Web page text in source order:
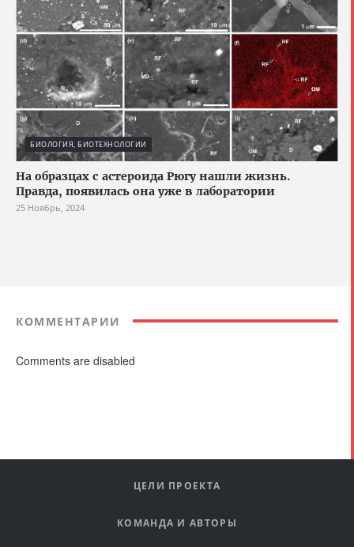
БИОЛОГИЯ, БИОТЕХНОЛОГИИ
На образцах с астероида Рюгу нашли жизнь.
Правда, появилась она уже в лаборатории
25 Ноябрь, 2024
КОММЕНТАРИИ
Comments are disabled
ЦЕЛИ ПРОЕКТА
КОМАНДА И АВТОРЫ